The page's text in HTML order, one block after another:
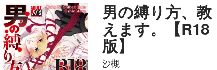
男の縛り方、教
えます。【R18
版】
沙槻